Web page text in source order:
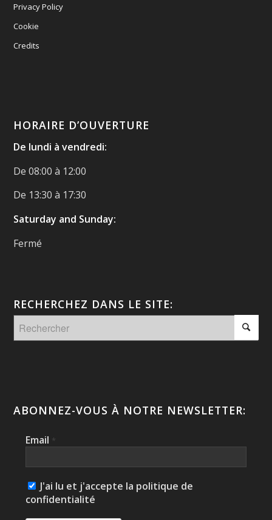
Privacy Policy
Cookie
Credits
HORAIRE D’OUVERTURE
De lundi à vendredi:
De 08:00 à 12:00
De 13:30 à 17:30
Saturday and Sunday:
Fermé
RECHERCHEZ DANS LE SITE:
ABONNEZ-VOUS À NOTRE NEWSLETTER:
Email *
J'ai lu et j'accepte la politique de
confidentialité